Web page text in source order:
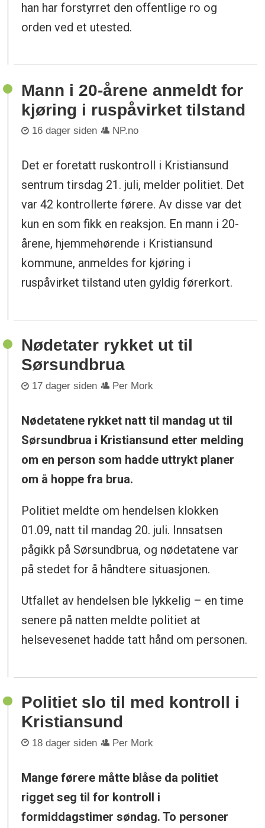
han har forstyrret den offentlige ro og
orden ved et utested.
Mann i 20-årene anmeldt for
kjøring i ruspåvirket tilstand
16 dager siden NP.no
Det er foretatt ruskontroll i Kristiansund
sentrum tirsdag 21. juli, melder politiet. Det
var 42 kontrollerte førere. Av disse var det
kun en som fikk en reaksjon. En mann i 20-
årene, hjemmehørende i Kristiansund
kommune, anmeldes for kjøring i
ruspåvirket tilstand uten gyldig førerkort.
Nødetater rykket ut til
Sørsundbrua
17 dager siden Per Mork
Nødetatene rykket natt til mandag ut til
Sørsundbrua i Kristiansund etter melding
om en person som hadde uttrykt planer
om å hoppe fra brua.
Politiet meldte om hendelsen klokken
01.09, natt til mandag 20. juli. Innsatsen
pågikk på Sørsundbrua, og nødetatene var
på stedet for å håndtere situasjonen.
Utfallet av hendelsen ble lykkelig – en time
senere på natten meldte politiet at
helsevesenet hadde tatt hånd om personen.
Politiet slo til med kontroll i
Kristiansund
18 dager siden Per Mork
Mange førere måtte blåse da politiet
rigget seg til for kontroll i
formiddagstimer søndag. To personer